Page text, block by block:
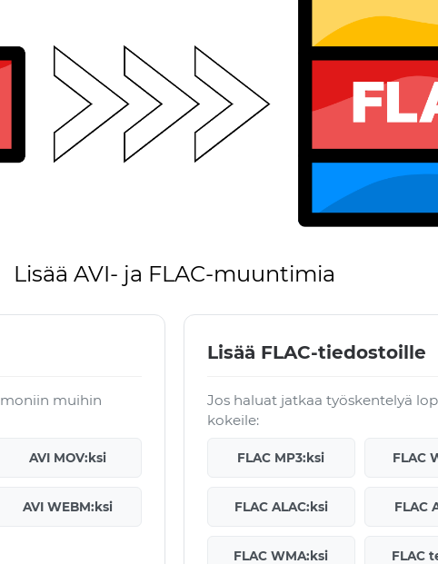
Lisää AVI- ja FLAC-muuntimia
muihin
AVI MOV:ksi
AVI WEBM:ksi
Lisää FLAC-tiedostoille
Jos haluat jatkaa työskentelyä
kokeile:
FLAC MP3:ksi FLAC
FLAC ALAC:ksi FLAC
FLAC WMA:ksi FLAC